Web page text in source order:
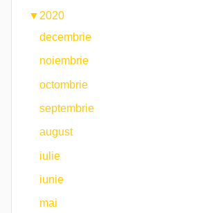
▼ 2020
decembrie
noiembrie
octombrie
septembrie
august
iulie
iunie
mai